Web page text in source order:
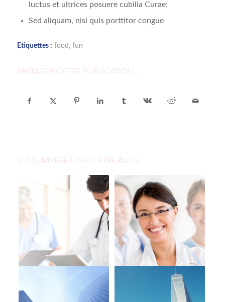
luctus et ultrices posuere cubilia Curae;
Sed aliquam, nisi quis porttitor congue
Etiquettes : food , fun
PARTAGER CETTE PUBLICATION
VOUS AIMEREZ PEUT-ÊTRE AUSSI